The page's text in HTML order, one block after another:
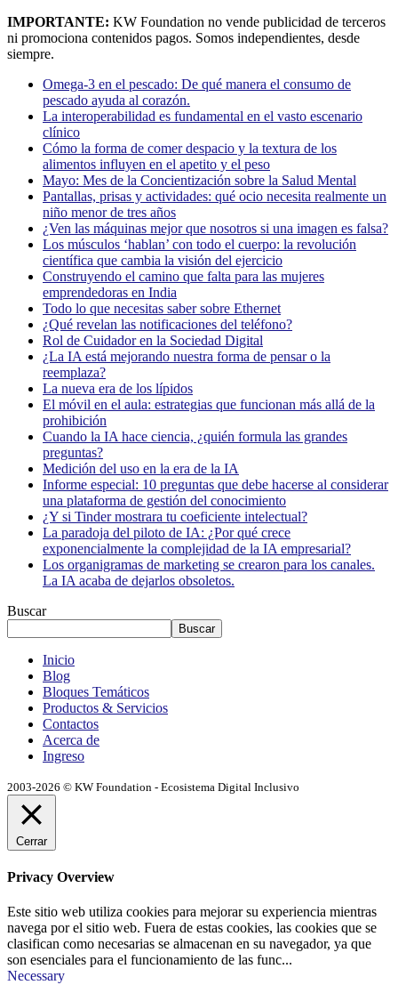
IMPORTANTE: KW Foundation no vende publicidad de terceros
ni promociona contenidos pagos. Somos independientes, desde
siempre.
Omega-3 en el pescado: De qué manera el consumo de
pescado ayuda al corazón.
La interoperabilidad es fundamental en el vasto escenario
clínico
Cómo la forma de comer despacio y la textura de los
alimentos influyen en el apetito y el peso
Mayo: Mes de la Concientización sobre la Salud Mental
Pantallas, prisas y actividades: qué ocio necesita realmente un
niño menor de tres años
¿Ven las máquinas mejor que nosotros si una imagen es falsa?
Los músculos ‘hablan’ con todo el cuerpo: la revolución
científica que cambia la visión del ejercicio
Construyendo el camino que falta para las mujeres
emprendedoras en India
Todo lo que necesitas saber sobre Ethernet
¿Qué revelan las notificaciones del teléfono?
Rol de Cuidador en la Sociedad Digital
¿La IA está mejorando nuestra forma de pensar o la
reemplaza?
La nueva era de los lípidos
El móvil en el aula: estrategias que funcionan más allá de la
prohibición
Cuando la IA hace ciencia, ¿quién formula las grandes
preguntas?
Medición del uso en la era de la IA
Informe especial: 10 preguntas que debe hacerse al considerar
una plataforma de gestión del conocimiento
¿Y si Tinder mostrara tu coeficiente intelectual?
La paradoja del piloto de IA: ¿Por qué crece
exponencialmente la complejidad de la IA empresarial?
Los organigramas de marketing se crearon para los canales.
La IA acaba de dejarlos obsoletos.
Buscar
Buscar
Inicio
Blog
Bloques Temáticos
Productos & Servicios
Contactos
Acerca de
Ingreso
2003-2026 © KW Foundation - Ecosistema Digital Inclusivo
Cerrar
Privacy Overview
Este sitio web utiliza cookies para mejorar su experiencia mientras
navega por el sitio web. Fuera de estas cookies, las cookies que se
clasifican como necesarias se almacenan en su navegador, ya que
son esenciales para el funcionamiento de las func...
Necessary